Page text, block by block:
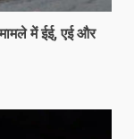
में ईई, एई और